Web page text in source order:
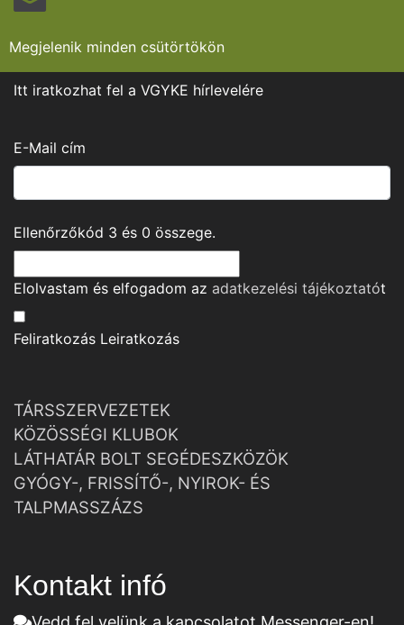
Megjelenik minden csütörtökön
Itt iratkozhat fel a VGYKE hírlevelére
E-Mail cím
Ellenőrzőkód 3 és 0 összege.
Elolvastam és elfogadom az adatkezelési tájékoztatót
Feliratkozás Leiratkozás
TÁRSSZERVEZETEK
KÖZÖSSÉGI KLUBOK
LÁTHATÁR BOLT SEGÉDESZKÖZÖK
GYÓGY-, FRISSÍTŐ-, NYIROK- ÉS
TALPMASSZÁZS
Kontakt infó